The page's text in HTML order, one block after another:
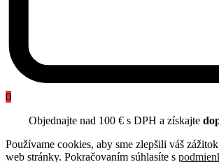
0
Objednajte nad 100 € s DPH a získajte
Používame cookies, aby sme zlepšili váš
web stránky. Pokračovaním súhlasíte s